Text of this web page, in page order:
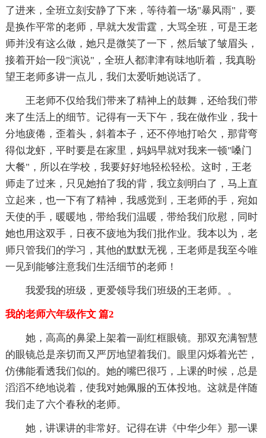
了进来，全班立刻安静了下来，等待着一场"暴风雨"，要
是换作平常的老师，早就大发雷霆，大骂全班，可是王老
师并没有这么做，她只是微笑了一下，然后皱了皱眉头，
接着开始一段"演说"，全班人都津津有味地听着，我真盼
望王老师多讲一点儿，我们太爱听她说话了。
王老师不仅给我们带来了精神上的鼓舞，还给我们带
来了生活上的细节。记得有一天下午，我在做作业，我十
分地疲倦，歪着头，斜着本子，还不停地打哈欠，那背弯
得似龙虾，平时要是在家里，妈妈早就对我来一顿"嗓门
大餐"，所以在学校，我要好好地轻松轻松。这时，王老
师走了过来，只见她拍了我的背，我立刻明白了，马上直
立起来，也一下有了精神，我感觉到，王老师的手，宛如
天使的手，暖暖地，带给我们温暖，带给我们欣慰，同时
她也用这双手，日夜不疲地为我们批作业。我本以为，老
师只管我们的学习，其他的默默无视，王老师是我至今唯
一见到能够注意我们生活细节的老师！
我爱我的班级，更爱领导我们班级的王老师。。
我的老师六年级作文 篇2
她，高高的鼻梁上架着一副红框眼镜。那双充满智慧
的眼镜总是亲切而又严厉地望着我们。眼里闪烁着光芒，
仿佛能看透我们似的。她的嘴巴很巧，上课的时候，总是
滔滔不绝地说着，使我对她佩服的五体投地。这就是伴随
我们走了六个春秋的老师。
她，讲课讲的非常好。记得在讲《中华少年》那一课